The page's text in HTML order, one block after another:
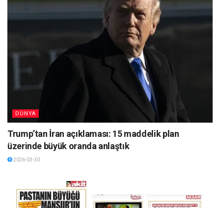
DÜNYA
Trump’tan İran açıklaması: 15 maddelik plan
üzerinde büyük oranda anlaştık
2026-03-30